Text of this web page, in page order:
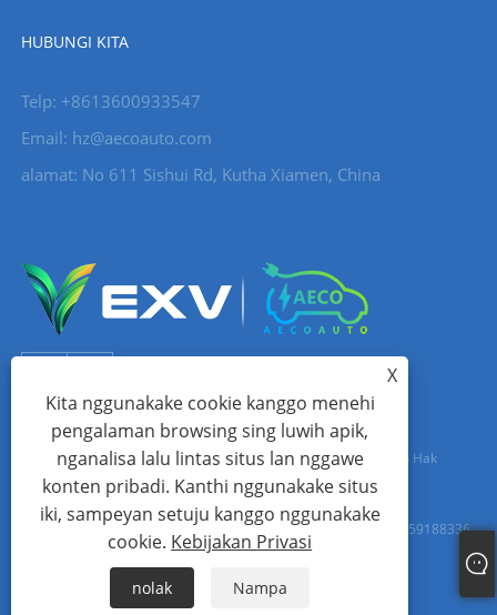
HUBUNGI KITA
Telp: +8613600933547
Email: hz@aecoauto.com
alamat: No 611 Sishui Rd, Kutha Xiamen, China
Hak Cipta © 2024 Xiamen Aecoauto Technology Co., Ltd. Kabeh Hak
dilindhungi undhang-undhang.
DUKUNGAN TEKNIS SITUS:
JARINGAN TIANYUjack Lin: + 86-15559188336
Sitemap XML Kebijakan Privasi
X
Kita nggunakake cookie kanggo menehi
pengalaman browsing sing luwih apik,
nganalisa lalu lintas situs lan nggawe
konten pribadi. Kanthi nggunakake situs
iki, sampeyan setuju kanggo nggunakake
cookie. Kebijakan Privasi
nolak Nampa